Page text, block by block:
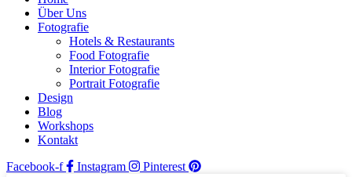
Über Uns
Fotografie
Hotels & Restaurants
Food Fotografie
Interior Fotografie
Portrait Fotografie
Design
Blog
Workshops
Kontakt
Facebook-f
Instagram Pinterest